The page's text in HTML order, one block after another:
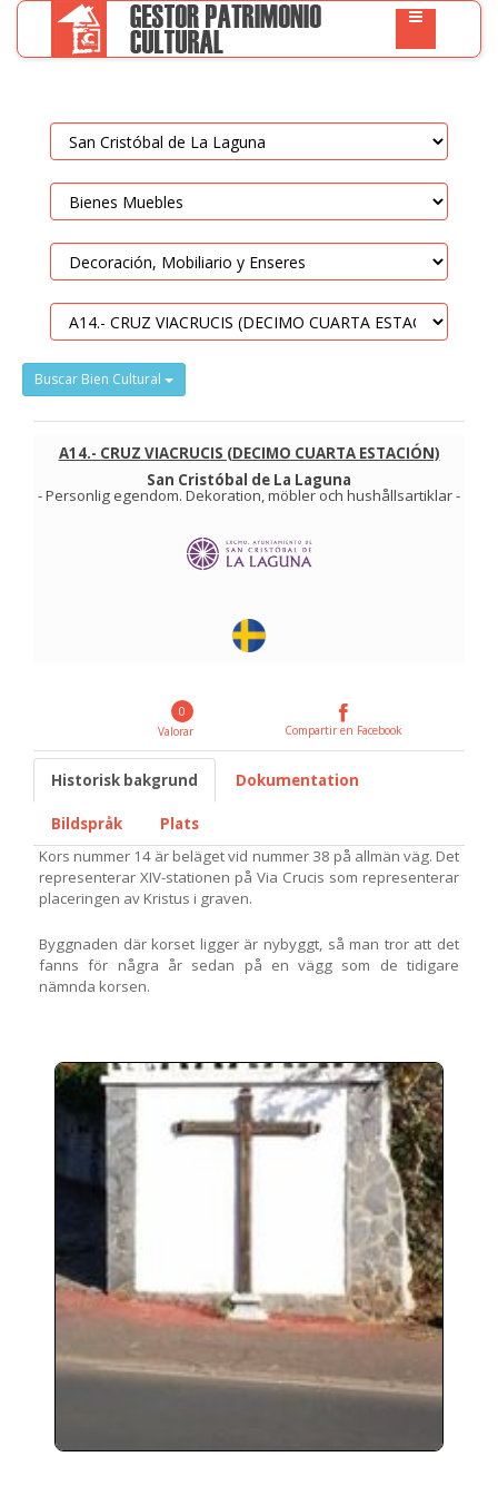
Buscar Bien Cultural
A14.- CRUZ VIACRUCIS (DECIMO CUARTA ESTACIÓN)
San Cristóbal de La Laguna
-Personlig egendom. Dekoration, möbler och hushållsartiklar-
0
Valorar
Compartir en Facebook
Historisk bakgrund Dokumentation
Bildspråk
Plats
Kors nummer 14 är beläget vid nummer 38 på allmän väg. Det
representerar XIV-stationen på Via Crucis som representerar
placeringen av Kristus i graven.
Byggnaden där korset ligger är nybyggt, så man tror att det
fanns för några år sedan på en vägg som de tidigare
nämnda korsen.